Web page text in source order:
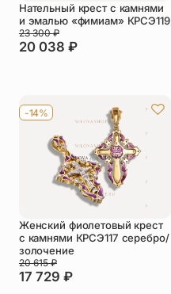
Нательный крест с камнями
и эмалью «фимиам» КРСЭ119
20 038 ₽
23 300₽
-14%
Женский фиолетовый крест
с камнями КРСЭ117 серебро/
золочение
17 729 ₽
20 615₽